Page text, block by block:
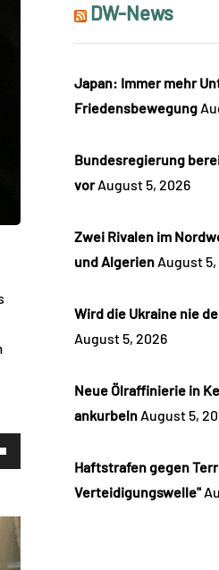
DW-News
Japan: Immer mehr
Friedensbewegung
Bundesregierung
vor August 5, 2026
Zwei Rivalen im
und Algerien August
Wird die Ukraine nie
August 5, 2026
Neue Ölraffinierie in
ankurbeln August 5,
Haftstrafen gegen
Verteidigungswelle"